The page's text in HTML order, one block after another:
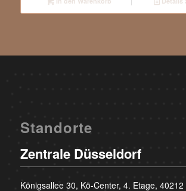
Standorte
Zentrale Düsseldorf
Königsallee 30, Kö-Center, 4. Etage,